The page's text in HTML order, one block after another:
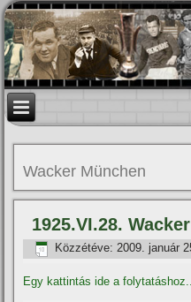
Wacker München
1925.VI.28.
Közzétéve: 2009. január
Egy kattintás ide a